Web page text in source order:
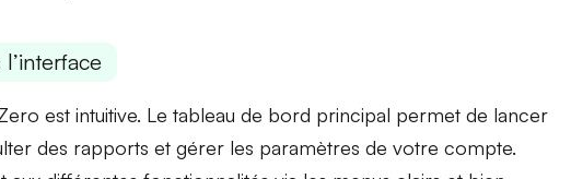
est intuitive. Le tableau de bord principal permet de lancer
des rapports et gérer les paramètres de votre compte.